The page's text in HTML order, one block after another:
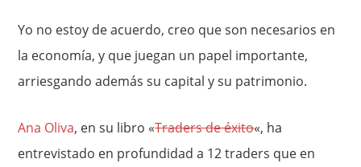
Yo no estoy de acuerdo, creo que son necesarios en
la economía, y que juegan un papel importante,
arriesgando además su capital y su patrimonio.
Ana Oliva, en su libro «Traders de éxito«, ha
entrevistado en profundidad a 12 traders que en